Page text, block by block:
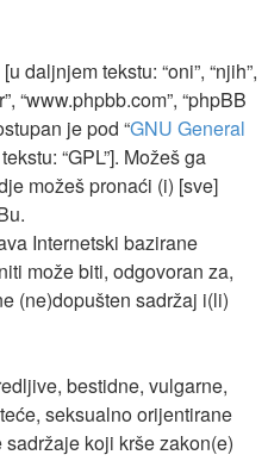
daljnjem tekstu: “oni”, “njih”,
“www.phpbb.com”, “phpBB
je pod “GNU General
“GPL”]. Možeš ga
možeš pronaći (i) [sve]
Internetski bazirane
može biti, odgovoran za,
(ne)dopušten sadržaj i(li)
bestidne, vulgarne,
seksualno orijentirane
koji krše zakon(e)